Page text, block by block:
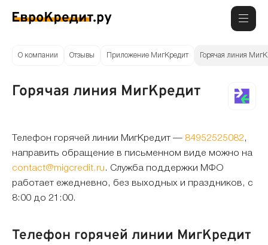
О компании Отзывы Приложение МигКредит Горячая линия
Горячая линия МигКредит
Телефон горячей линии МигКредит — 84952525082 ,
направить обращение в письменном виде можно на
contact@migcredit.ru . Служба поддержки МФО
работает ежедневно, без выходных и праздников, с
8:00 до 21:00.
Телефон горячей линии МигКредит